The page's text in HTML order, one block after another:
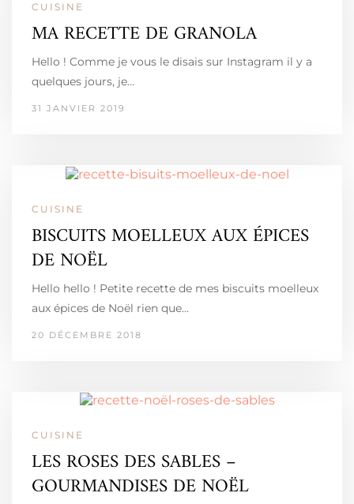
CUISINE
MA RECETTE DE GRANOLA
Hello ! Comme je vous le disais sur Instagram il y a
quelques jours, je…
31 JANVIER 2019
CUISINE
BISCUITS MOELLEUX AUX ÉPICES
DE NOËL
Hello hello ! Petite recette de mes biscuits moelleux
aux épices de Noël rien que…
20 DÉCEMBRE 2018
CUISINE
LES ROSES DES SABLES –
GOURMANDISES DE NOËL